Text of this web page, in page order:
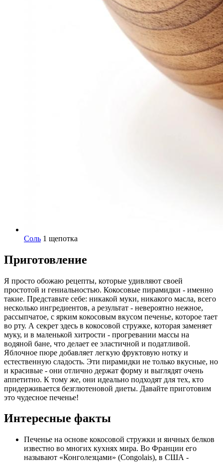
Соль 1 щепотка
Приготовление
Я просто обожаю рецепты, которые удивляют своей
простотой и гениальностью. Кокосовые пирамидки - именно
такие. Представьте себе: никакой муки, никакого масла, всего
несколько ингредиентов, а результат - невероятно нежное,
рассыпчатое, с ярким кокосовым вкусом печенье, которое тает
во рту. А секрет здесь в кокосовой стружке, которая заменяет
муку, и в маленькой хитрости - прогревании массы на
водяной бане, что делает ее эластичной и податливой.
Яблочное пюре добавляет легкую фруктовую нотку и
естественную сладость. Эти пирамидки не только вкусные, но
и красивые - они отлично держат форму и выглядят очень
аппетитно. К тому же, они идеально подходят для тех, кто
придерживается безглютеновой диеты. Давайте приготовим
это чудесное печенье!
Интересные факты
Печенье на основе кокосовой стружки и яичных белков
известно во многих кухнях мира. Во Франции его
называют «Конголезцами» (Congolais), в США -